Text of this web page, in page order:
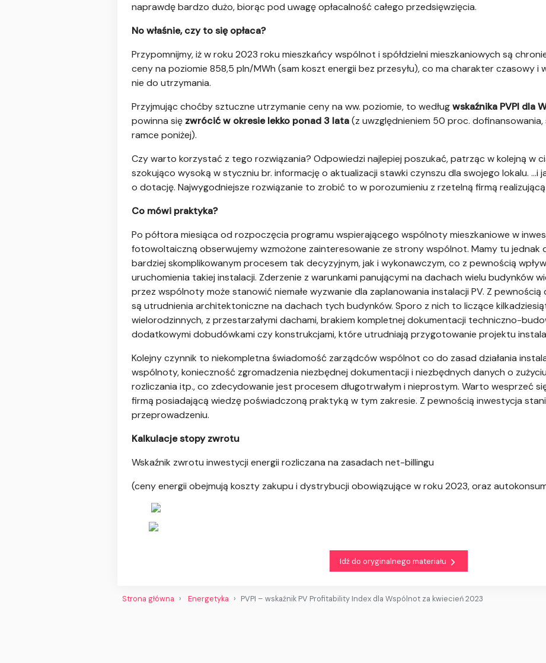
naprawdę bardzo dużo, biorąc pod uwagę opłacalność całego przedsięwzięcia.
No właśnie, czy to się opłaca?
Przypomnijmy, iż w roku 2023 roku mieszkańcy wspólnot i spółdzielni mieszkaniowych są
ceny na poziomie 858,5 pln/MWh (sam koszt energii bez przesyłu), co ma charakter czasowy i
nie do utrzymania.
Przyjmując choćby sztuczne utrzymanie ceny na ww. poziomie, to wedługwskaźnika PVPI dla
powinna się zwrócić w okresie lekko ponad 3 lata(z uwzględnieniem 50 proc. dofinansowania,
ramce poniżej).
Czy warto korzystać z tego rozwiązania? Odpowiedzi najlepiej poszukać, patrząc w kolejną w
szokująco wysoką w styczniu br. informację o aktualizacji stawki czynszu dla swojego lokalu. …i
o dotację. Najwygodniejsze rozwiązanie to zrobić to w porozumieniu z rzetelną firmą realizującą
Co mówi praktyka?
Po półtora miesiąca od rozpoczęcia programu wspierającego wspólnoty mieszkaniowe w
fotowoltaiczną obserwujemy wzmożone zainteresowanie ze strony wspólnot. Mamy tu jednak
bardziej skomplikowanym procesem tak decyzyjnym, jak i wykonawczym, co z pewnością
uruchomienia takiej instalacji. Zderzenie z warunkami panującymi na dachach wielu budynków
przez wspólnoty może stanowić niemałe wyzwanie dla zaplanowania instalacji PV. Z
są utrudnienia architektoniczne na dachach tych budynków. Sporo z nich to liczące
wielorodzinnych, z przestarzałymi dachami, brakiem kompletnej dokumentacji techniczno-
dodatkowymi dobudówkami czy konstrukcjami, które utrudniają przygotowanie projektu
Kolejny czynnik to niekompletna świadomość zarządców wspólnot co do zasad działania
wspólnoty, konieczność zgromadzenia niezbędnej dokumentacji i niezbędnych danych o
rozliczania itp., co zdecydowanie jest procesem długotrwałym i nieprostym. Warto wesprzeć
firmą posiadającą wiedzę poświadczoną praktyką w tym zakresie. Z pewnością inwestycja
przeprowadzeniu.
Kalkulacje stopy zwrotu
Wskaźnik zwrotu inwestycji energii rozliczana na zasadach net-billingu
(ceny energii obejmują koszty zakupu i dystrybucji obowiązujące w roku 2023, oraz
Idź do oryginalnego materiału
Strona główna Energetyka PVPI – wskaźnik PV Profitability Index dla Wspólnot za kwiecień 2023